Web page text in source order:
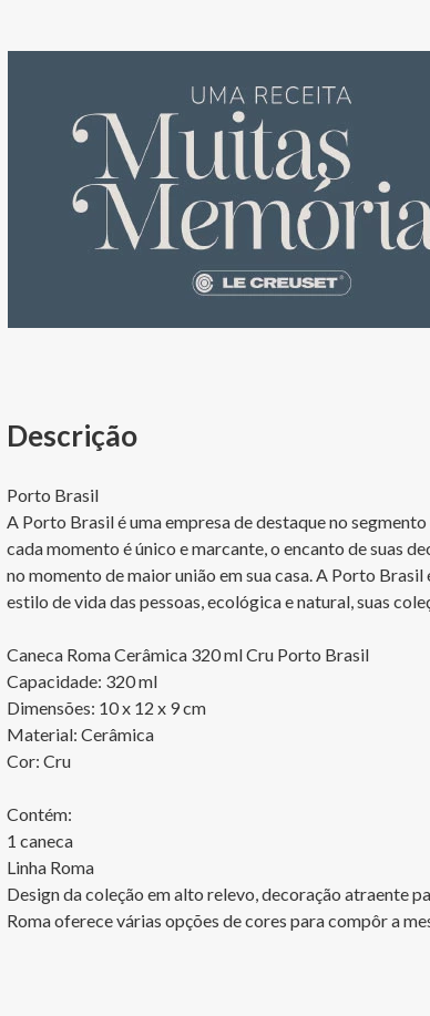
Porto Brasil
A Porto Brasil é uma empresa de destaque no
cada momento é único e marcante, o encanto de suas
no momento de maior união em sua casa. A Porto
estilo de vida das pessoas, ecológica e natural, suas
Caneca Roma Cerâmica 320 ml Cru Porto Brasil
Capacidade: 320 ml
Dimensões: 10 x 12 x 9 cm
Material: Cerâmica
Cor: Cru
Contém:
1 caneca
Linha Roma
Design da coleção em alto relevo, decoração atraente
Roma oferece várias opções de cores para compôr a